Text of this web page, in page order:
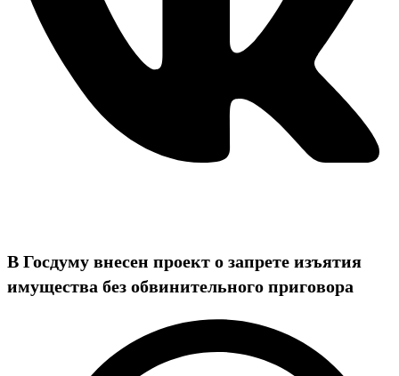
В Госдуму внесен проект о запрете изъятия
имущества без обвинительного приговора